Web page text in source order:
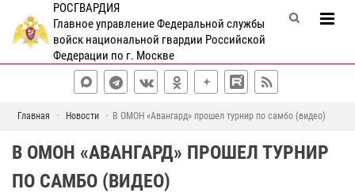
РОСГВАРДИЯ
Главное управление Федеральной службы
войск национальной гвардии Российской
Федерации по г. Москве
Главная Новости В ОМОН «Авангард» прошел турнир по самбо (видео)
В ОМОН «АВАНГАРД» ПРОШЕЛ ТУРНИР
ПО САМБО (ВИДЕО)